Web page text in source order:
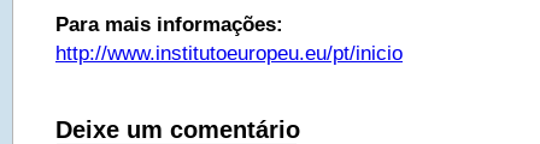
Para mais informações:
http://www.institutoeuropeu.eu/pt/inicio
Deixe um comentário